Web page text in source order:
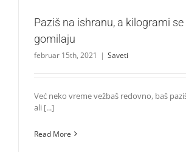
Paziš na ishranu, a kilogrami se
gomilaju
februar 15th, 2021 | Saveti
Već neko vreme vežbaš redovno, baš
ali [...]
Read More